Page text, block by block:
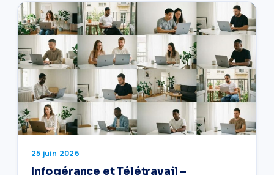
25 juin 2026
Infogérance et Télétravail –